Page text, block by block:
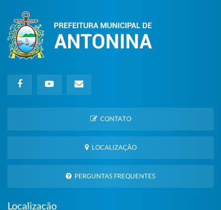
CONTATO
LOCALIZAÇÃO
PERGUNTAS FREQUENTES
Localização